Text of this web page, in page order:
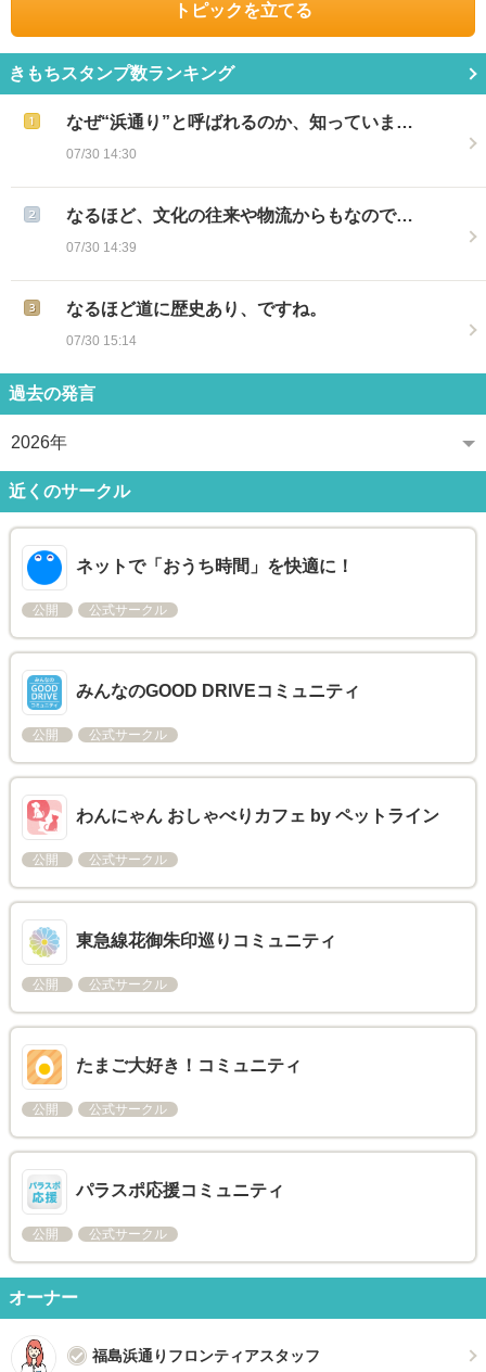
トピックを立てる
きもちスタンプ数ランキング
なぜ“浜通り”と呼ばれるのか、知っていま…
07/30 14:30
なるほど、文化の往来や物流からもなので…
07/30 14:39
なるほど道に歴史あり、ですね。
07/30 15:14
過去の発言
2026年
近くのサークル
ネットで「おうち時間」を快適に！
公開 公式サークル
みんなのGOOD DRIVEコミュニティ
公開 公式サークル
わんにゃん おしゃべりカフェ by ペットライン
公開 公式サークル
東急線花御朱印巡りコミュニティ
公開 公式サークル
たまご大好き！コミュニティ
公開 公式サークル
パラスポ応援コミュニティ
公開 公式サークル
オーナー
福島浜通りフロンティアスタッフ